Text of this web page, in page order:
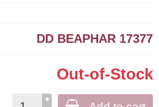
DD BEAPHAR 17377
Out-of-Stock